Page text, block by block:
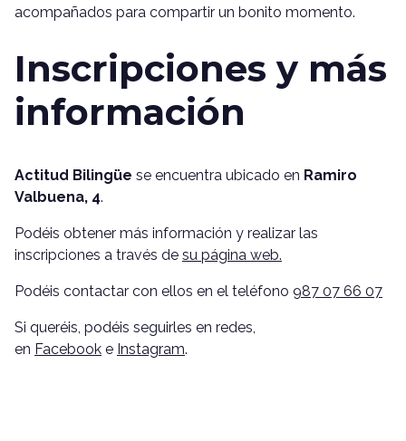
acompañados para compartir un bonito momento.
Inscripciones y más
información
Actitud Bilingüe se encuentra ubicado en Ramiro
Valbuena, 4.
Podéis obtener más información y realizar las
inscripciones a través de su página web.
Podéis contactar con ellos en el teléfono 987 07 66 07
Si queréis, podéis seguirles en redes,
en Facebook e Instagram.